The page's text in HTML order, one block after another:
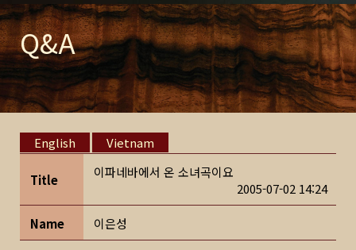
Q&A
English Vietnam
Title
이파네바에서 온 소녀곡이요
2005-07-02 14:24
Name 이은성